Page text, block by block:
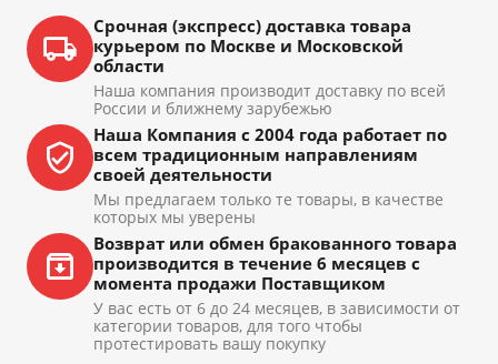
Срочная (экспресс) доставка товара
курьером по Москве и Московской
области
Наша компания производит доставку по всей
России и ближнему зарубежью
Наша Компания с 2004 года работает по
всем традиционным направлениям
своей деятельности
Мы предлагаем только те товары, в качестве
которых мы уверены
Возврат или обмен бракованного товара
производится в течение 6 месяцев с
момента продажи Поставщиком
У вас есть от 6 до 24 месяцев, в зависимости от
категории товаров, для того чтобы
протестировать вашу покупку